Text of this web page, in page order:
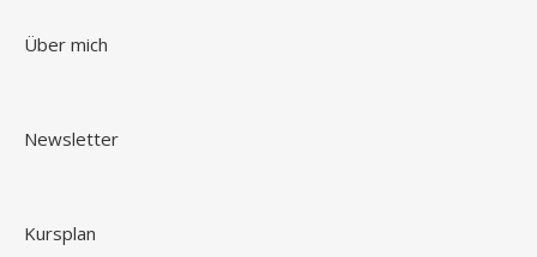
Über mich
Newsletter
Kursplan